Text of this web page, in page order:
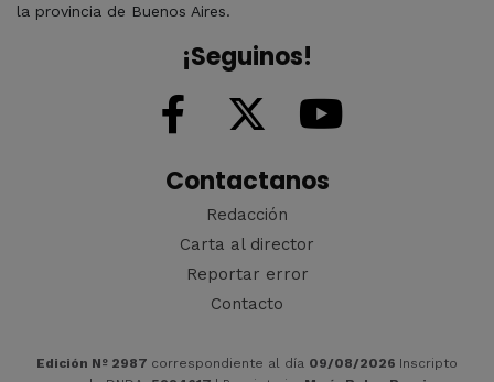
la provincia de Buenos Aires.
¡Seguinos!
Contactanos
Redacción
Carta al director
Reportar error
Contacto
Edición Nº 2987 correspondiente al día 09/08/2026 Inscripto